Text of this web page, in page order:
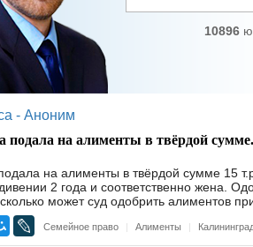
10896
- Аноним
на алименты в твёрдой сумме.
на алименты в твёрдой сумме 15
2 года и соответственно жена.
может суд одобрить алиментов
Семейное право | Алименты |